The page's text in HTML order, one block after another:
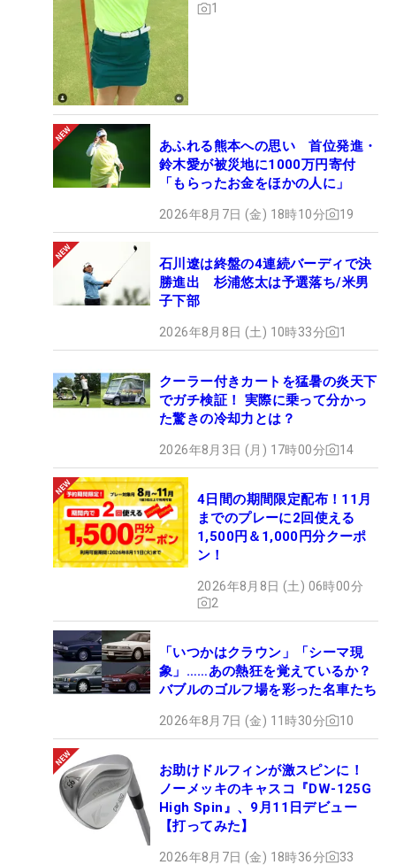
1
あふれる熊本への思い 首位発進・
鈴木愛が被災地に1000万円寄付
「もらったお金をほかの人に」
2026年8月7日 (金) 18時10分 19
石川遼は終盤の4連続バーディで決
勝進出 杉浦悠太は予選落ち/米男
子下部
2026年8月8日 (土) 10時33分 1
クーラー付きカートを猛暑の炎天下
でガチ検証！ 実際に乗って分かっ
た驚きの冷却力とは？
2026年8月3日 (月) 17時00分 14
4日間の期間限定配布！11月
までのプレーに2回使える
1,500円＆1,000円分クーポ
ン！
2026年8月8日 (土) 06時00分
2
「いつかはクラウン」「シーマ現
象」……あの熱狂を覚えているか？
バブルのゴルフ場を彩った名車たち
2026年8月7日 (金) 11時30分 10
お助けドルフィンが激スピンに！
ノーメッキのキャスコ『DW-125G
High Spin』、9月11日デビュー
【打ってみた】
2026年8月7日 (金) 18時36分 33